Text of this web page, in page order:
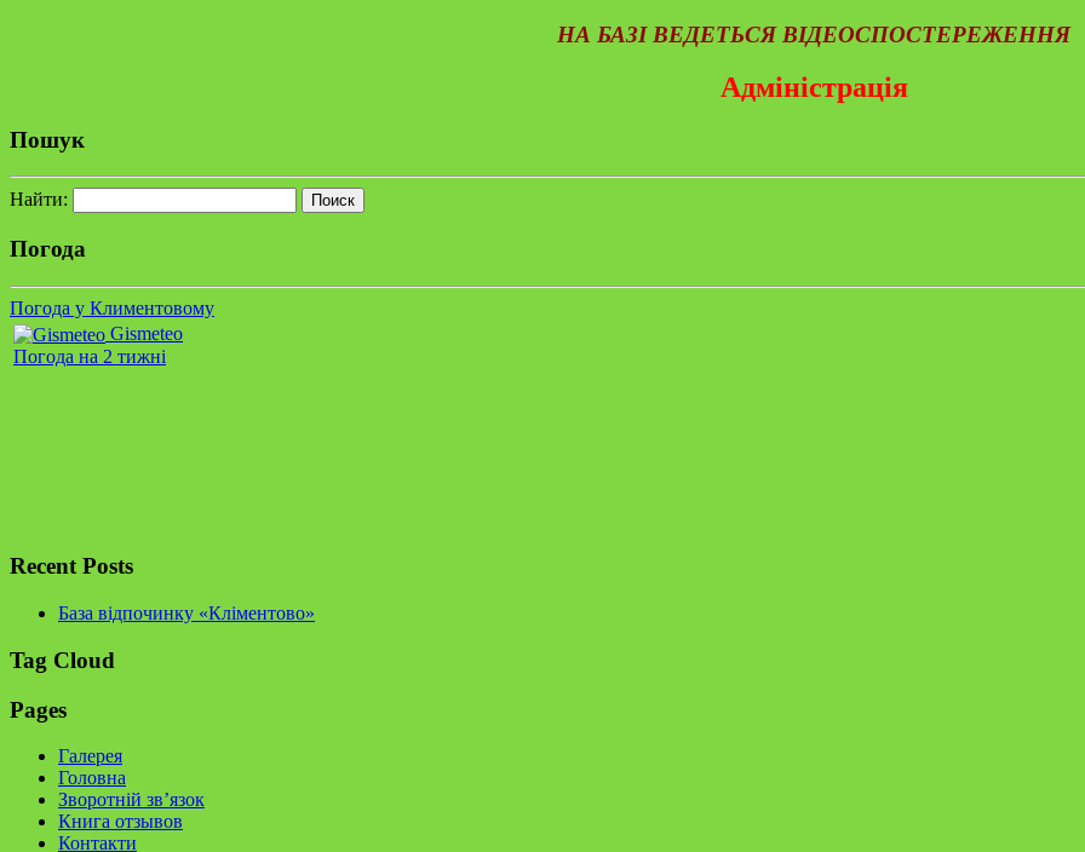
НА БАЗІ ВЕДЕТЬСЯ ВІДЕОСПОСТЕРЕЖЕННЯ
Адміністрація
Пошук
Найти:
Погода
Погода у Климентовому
Gismeteo
Погода на 2 тижні
Recent Posts
База відпочинку «Кліментово»
Tag Cloud
Pages
Галерея
Головна
Зворотній зв’язок
Книга отзывов
Контакти